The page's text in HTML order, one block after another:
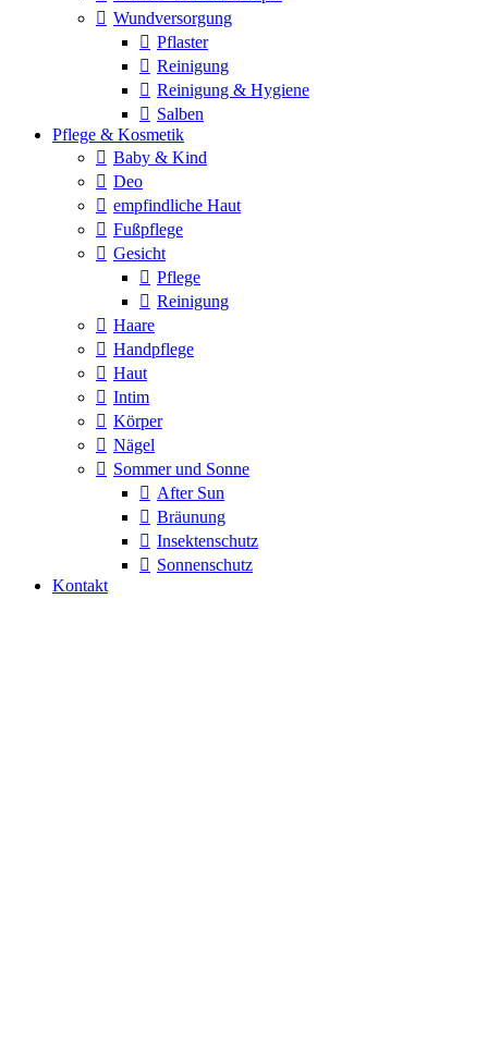
Wundversorgung
Pflaster
Reinigung
Reinigung & Hygiene
Salben
Pflege & Kosmetik
Baby & Kind
Deo
empfindliche Haut
Fußpflege
Gesicht
Pflege
Reinigung
Haare
Handpflege
Haut
Intim
Körper
Nägel
Sommer und Sonne
After Sun
Bräunung
Insektenschutz
Sonnenschutz
Kontakt